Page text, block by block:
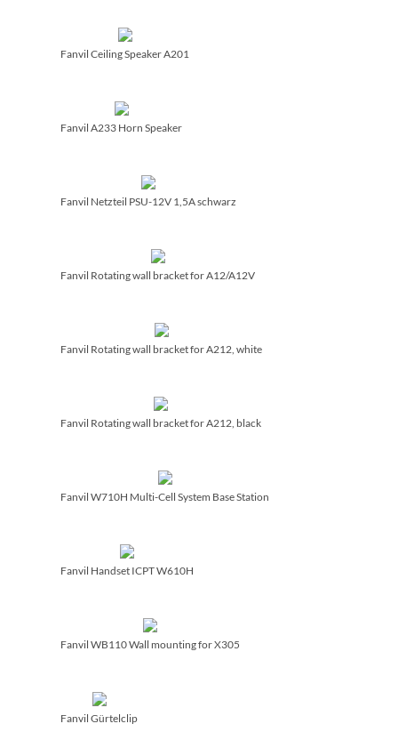
Fanvil Ceiling Speaker A201
Fanvil A233 Horn Speaker
Fanvil Netzteil PSU-12V 1,5A schwarz
Fanvil Rotating wall bracket for A12/­A12V
Fanvil Rotating wall bracket for A212, white
Fanvil Rotating wall bracket for A212, black
Fanvil W710H Multi-Cell System Base Station
Fanvil Handset ICPT W610H
Fanvil WB110 Wall mounting for X305
Fanvil Gürtelclip